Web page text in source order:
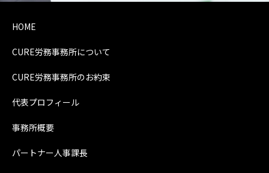
HOME
CURE労務事務所について
CURE労務事務所のお約束
代表プロフィール
事務所概要
パートナー人事課長